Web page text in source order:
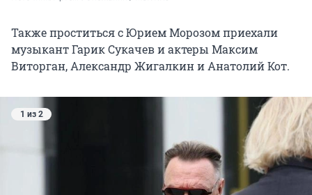
Также проститься с Юрием Морозом приехали
музыкант Гарик Сукачев и актеры Максим
Виторган, Александр Жигалкин и Анатолий Кот.
1 из 2